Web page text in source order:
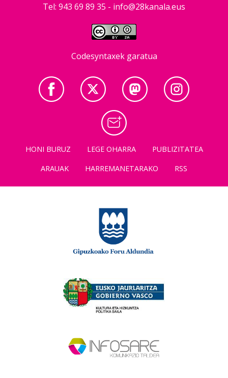
Tel: 943 69 89 35 - info@28kanala.eus
Codesyntaxek garatua
HONI BURUZ LEGE OHARRA
PUBLIZITATEA
ARAUAK
HARREMANETARAKO RSS